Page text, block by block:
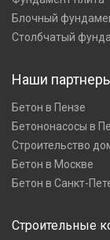
Блочный
Столбчатый
Наши
Бетон в Пензе
Бетононасосы в
Строительство
Бетон в Москве
Бетон в Санкт-
Строительные